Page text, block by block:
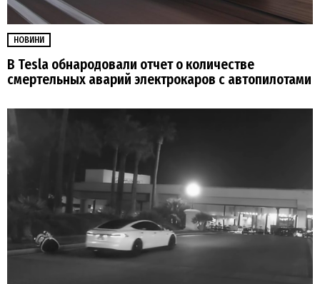
НОВИНИ
В Tesla обнародовали отчет о количестве
смертельных аварий электрокаров с автопилотами